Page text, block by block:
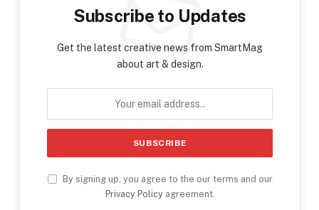
Subscribe to Updates
Get the latest creative news from SmartMag
about art & design.
By signing up, you agree to the our terms and our
Privacy Policyagreement.